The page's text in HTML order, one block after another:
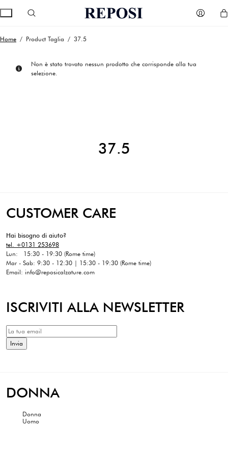
Home / Product Taglia / 37.5
Non è stato trovato nessun prodotto che corrisponde alla tua
selezione.
37.5
CUSTOMER CARE
Hai bisogno di aiuto?
tel. +0131 253698
Lun: 15:30 - 19:30 (Rome time)
Mar - Sab: 9:30 - 12:30 | 15:30 - 19:30 (Rome time)
Email: info@reposicalzature.com
ISCRIVITI ALLA NEWSLETTER
DONNA
Donna
Uomo